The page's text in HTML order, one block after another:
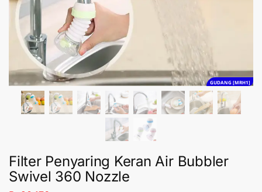
GUDANG [MRH1]
Filter Penyaring Keran Air Bubbler
Swivel 360 Nozzle